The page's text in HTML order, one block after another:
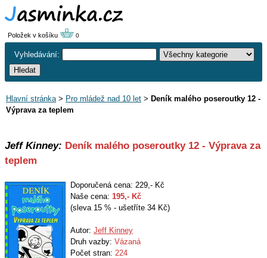
Položek v košíku 0
Vyhledávání:
Hlavní stránka> Pro mládež nad 10 let > Deník malého poseroutky 12 -
Výprava za teplem
Jeff Kinney: Deník malého poseroutky 12 - Výprava za
teplem
Doporučená cena: 229,- Kč
Naše cena: 195,- Kč
(sleva 15 % - ušetříte 34 Kč)
Autor: Jeff Kinney
Druh vazby: Vázaná
Počet stran: 224